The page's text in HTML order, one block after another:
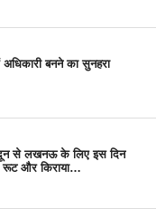
बनने का सुनहरा
से लखनऊ के लिए इस दिन
रूट और किराया…